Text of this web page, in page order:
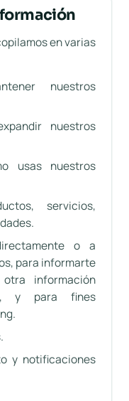
en varias
nuestros
nuestros
usas nuestros
servicios,
o a
para informarte
información
y para fines
y notificaciones